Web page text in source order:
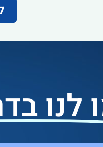
לנו